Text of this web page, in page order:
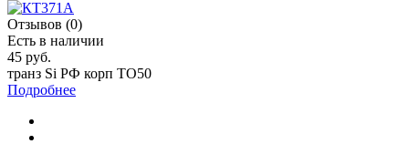
Отзывов (0)
Есть в наличии
45 руб.
транз Si РФ корп TO50
Подробнее